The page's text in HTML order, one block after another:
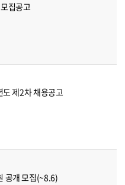
집공고
제2차 채용공고
공개 모집(~8.6)